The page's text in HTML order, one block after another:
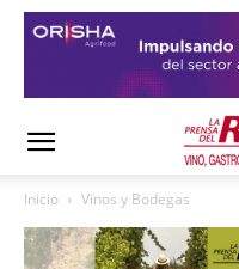
Inicio Vinos y Bodegas